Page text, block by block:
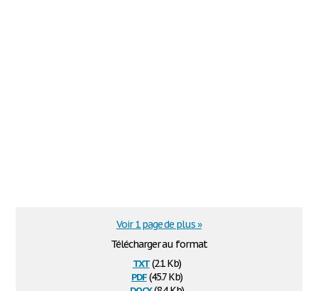
Télécharger au format
txt(2.1 Kb)
pdf(45.7 Kb)
Voir 1 page de plus »